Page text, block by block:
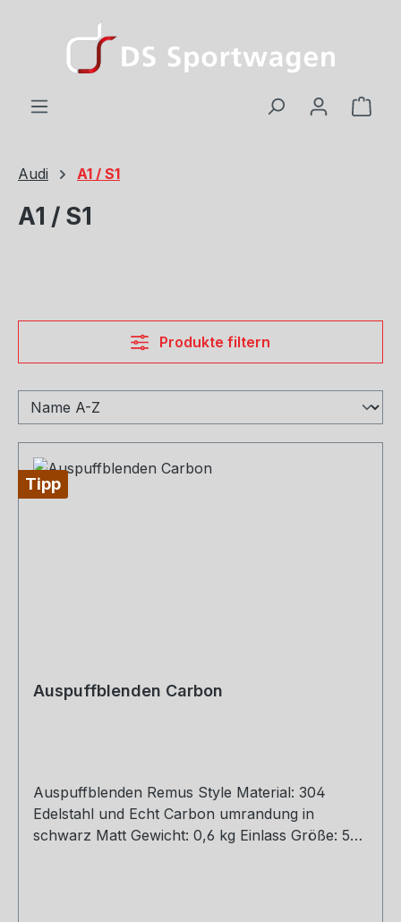
Zum Hauptinhalt springen
Audi A1 / S1
A1 / S1
Produkte filtern
Tipp
Auspuffblenden Carbon
Auspuffblenden Remus Style Material: 304
Edelstahl und Echt Carbon umrandung in
schwarz Matt Gewicht: 0,6 kg Einlass Größe: 51,